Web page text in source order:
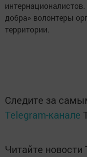
добра» волонтеры
территории.
Следите за
Telegram-канале
Читайте новости